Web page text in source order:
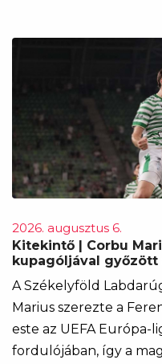
2026. augusztus 6.
Kitekintő | Corbu
kupagóljával győzött
A Székelyföld
Marius szerezte a
este az UEFA Európa-
fordulójában, így a